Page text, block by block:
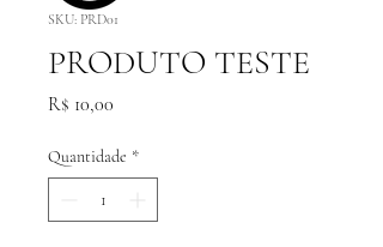
SKU: PRD01
PRODUTO TESTE
R$ 10,00
Quantidade *